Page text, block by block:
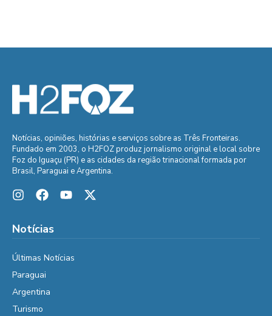
Notícias, opiniões, histórias e serviços sobre as Três Fronteiras.
Fundado em 2003, o H2FOZ produz jornalismo original e local sobre
Foz do Iguaçu (PR) e as cidades da região trinacional formada por
Brasil, Paraguai e Argentina.
Notícias
Últimas Notícias
Paraguai
Argentina
Turismo